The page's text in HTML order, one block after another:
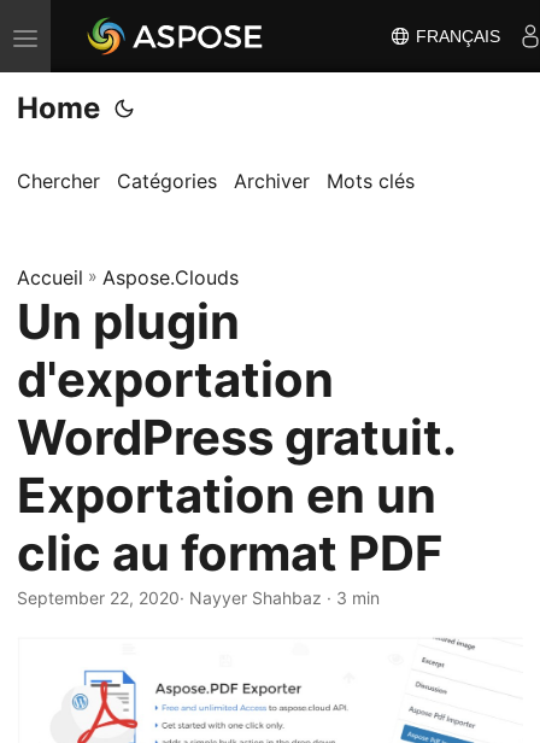
B
a
s
u
r
l
a
n
v
i
g
a
FRANÇAIS
Home
Chercher Catégories Archiver Mots clés
Accueil » Aspose.Clouds
Un plugin
d'exportation
WordPress gratuit.
Exportation en un
clic au format PDF
September 22, 2020· Nayyer Shahbaz · 3 min